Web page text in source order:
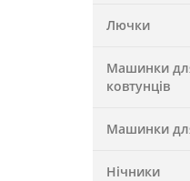
Лючки
Машинки
ковтунців
Машинки
Нічники